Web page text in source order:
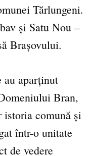
Tărlungeni.
și Satu Nou –
Brașovului.
au aparținut
Bran,
comună și
într-o unitate
de vedere